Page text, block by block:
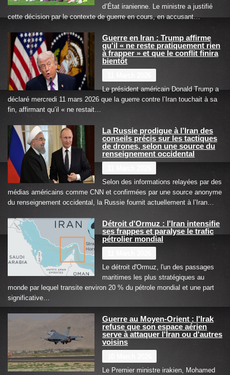
d’État iranienne. Le ministre a justifié
cette décision par le contexte de guerre en cours, en accusant…
Guerre en Iran : Trump affirme
qu'il « ne reste pratiquement rien
à frapper » et que le conflit finira
bientôt
Le président américain Donald Trump a
déclaré mercredi 11 mars 2026 que la guerre contre l’Iran touchait à sa
fin, affirmant qu’il « ne restait…
La Russie prodigue à l’Iran des
conseils précis sur les tactiques
de drones, selon une source du
renseignement occidental
Selon des informations relayées par des
médias américains comme CNN et confirmées par une source anonyme
du renseignement occidental, la Russie fournit actuellement à l’Iran…
Détroit d'Ormuz : l'Iran intensifie
ses frappes et paralyse le trafic
pétrolier mondial
Le détroit d'Ormuz, l'un des passages
maritimes les plus stratégiques au
monde par lequel transite environ 20 % du pétrole mondial et une part
significative…
Guerre au Moyen-Orient : l'Irak
refuse que son espace aérien
serve à attaquer l'Iran ou d'autres
voisins
Le Premier ministre irakien, Mohamed